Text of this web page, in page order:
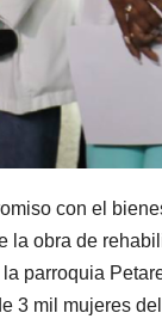
con el
la obra de
parroquia
3 mil mujeres